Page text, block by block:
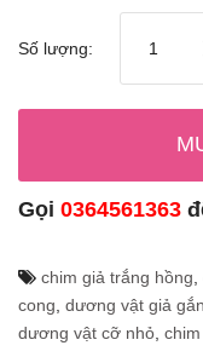
Số lượng:
Gọi 0364561363
chim giả trắng hồng
cong dương vật giả
dương vật cỡ nhỏ